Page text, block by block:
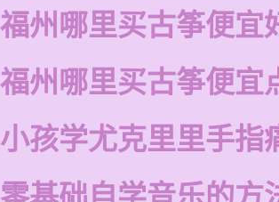
福州哪里买古筝便宜
福州哪里买古筝便宜
小孩学尤克里里手指